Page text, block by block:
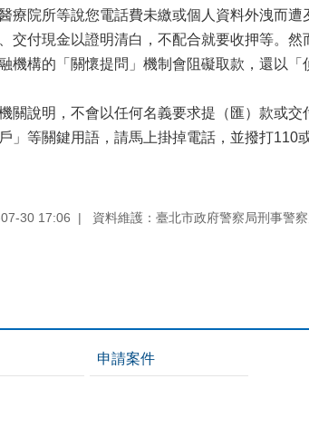
療院所等說您電話費未繳或個人資料外洩而
交付現金以證明清白，不配合就要收押等。
機構的「關懷提問」機制會阻礙取款，還以
說明，不會以任何名義要求提（匯）款或交
」等關鍵用語，請馬上掛掉電話，並撥打110
30 17:06 資料維護：臺北市政府警察局刑事警
申請案件